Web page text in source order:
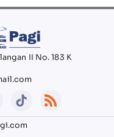
II No. 183 K